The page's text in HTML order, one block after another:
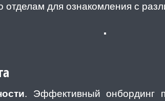
для ознакомления с
. Эффективный онбординг